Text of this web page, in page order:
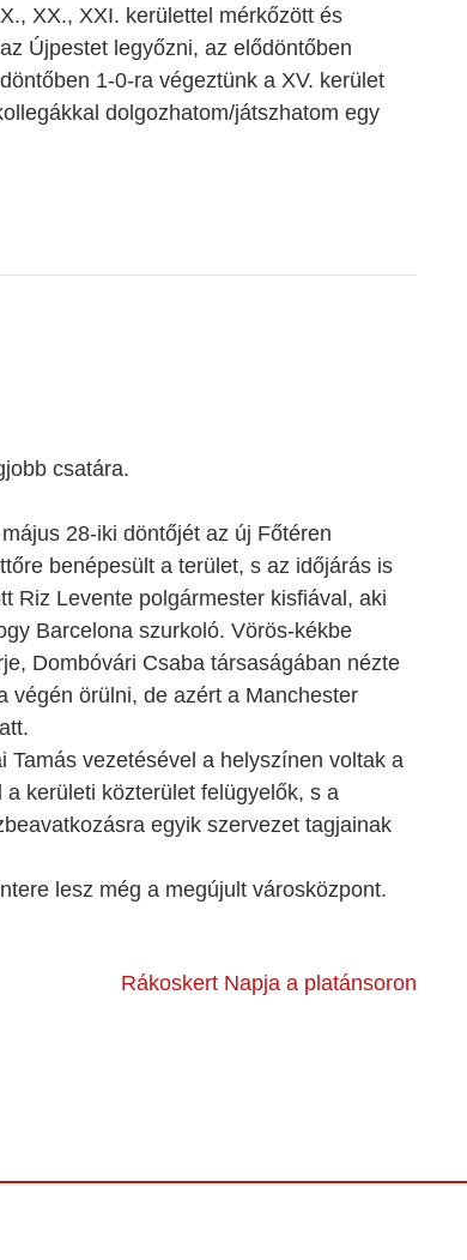
XX., XXI. kerülettel mérkőzött és
Újpestet legyőzni, az elődöntőben
1-0-ra végeztünk a XV. kerület
dolgozhatom/játszhatom egy
csatára.
28-iki döntőjét az új Főtéren
benépesült a terület, s az időjárás is
Riz Levente polgármester kisfiával, aki
Barcelona szurkoló. Vörös-kékbe
Dombóvári Csaba társaságában nézte
végén örülni, de azért a Manchester
Tamás vezetésével a helyszínen voltak a
kerületi közterület felügyelők, s a
egyik szervezet tagjainak
lesz még a megújult városközpont.
Rákoskert Napja a platánsoron